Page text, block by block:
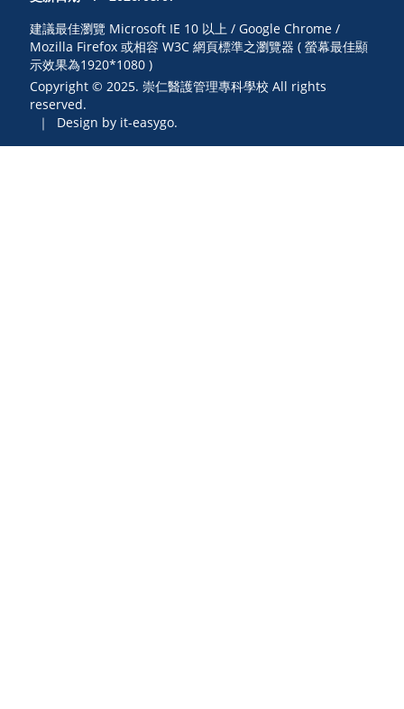
建議最佳瀏覽 Microsoft IE 10 以上 / Google Chrome /
Mozilla Firefox 或相容 W3C 網頁標準之瀏覽器 ( 螢幕最佳顯
示效果為1920*1080 )
Copyright © 2025. 崇仁醫護管理專科學校 All rights
reserved.
｜
Design by it-easygo.